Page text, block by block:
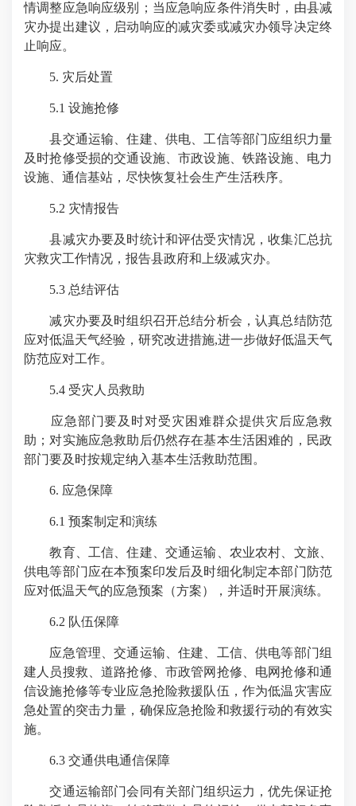
情调整应急响应级别；当应急响应条件消失时，由县减
灾办提出建议，启动响应的减灾委或减灾办领导决定终
止响应。
5. 灾后处置
5.1 设施抢修
县交通运输、住建、供电、工信等部门应组织力量
及时抢修受损的交通设施、市政设施、铁路设施、电力
设施、通信基站，尽快恢复社会生产生活秩序。
5.2 灾情报告
县减灾办要及时统计和评估受灾情况，收集汇总抗
灾救灾工作情况，报告县政府和上级减灾办。
5.3 总结评估
减灾办要及时组织召开总结分析会，认真总结防范
应对低温天气经验，研究改进措施,进一步做好低温天气
防范应对工作。
5.4 受灾人员救助
应急部门要及时对受灾困难群众提供灾后应急救
助；对实施应急救助后仍然存在基本生活困难的，民政
部门要及时按规定纳入基本生活救助范围。
6. 应急保障
6.1 预案制定和演练
教育、工信、住建、交通运输、农业农村、文旅、
供电等部门应在本预案印发后及时细化制定本部门防范
应对低温天气的应急预案（方案），并适时开展演练。
6.2 队伍保障
应急管理、交通运输、住建、工信、供电等部门组
建人员搜救、道路抢修、市政管网抢修、电网抢修和通
信设施抢修等专业应急抢险救援队伍，作为低温灾害应
急处置的突击力量，确保应急抢险和救援行动的有效实
施。
6.3 交通供电通信保障
交通运输部门会同有关部门组织运力，优先保证抢